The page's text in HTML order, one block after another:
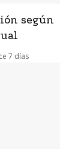
según
7 días